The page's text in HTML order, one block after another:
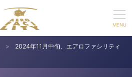
>
2024年11月中旬、エアロファシリティ